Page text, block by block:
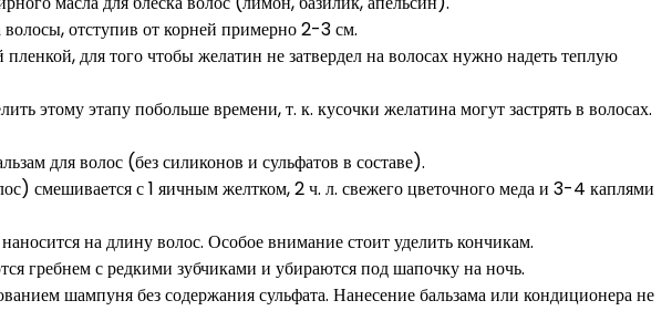
отступив от корней примерно 2-3 см.
для того чтобы желатин не затвердел на волосах нужно надеть теплую
этому этапу побольше времени, т. к. кусочки желатина могут застрять в волосах.
для волос (без силиконов и сульфатов в составе).
смешивается с 1 яичным желтком, 2 ч. л. свежего цветочного меда и 3-4 каплями
на длину волос. Особое внимание стоит уделить кончикам.
гребнем с редкими зубчиками и убираются под шапочку на ночь.
шампуня без содержания сульфата. Нанесение бальзама или кондиционера не